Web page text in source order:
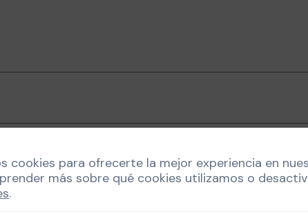
próxima vez que comente.
cookies para ofrecerte la mejor experiencia en
más sobre qué cookies utilizamos o
.